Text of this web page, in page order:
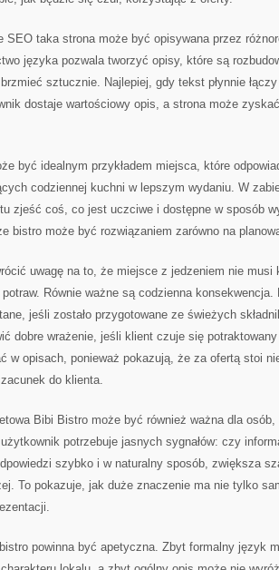
SEO taka strona może być opisywana przez
języka pozwala tworzyć opisy, które są
sztucznie. Najlepiej, gdy tekst płynnie
dostaje wartościowy opis, a strona może
być idealnym przykładem miejsca, które
codziennej kuchni w lepszym wydaniu. W
zjeść coś, co jest uczciwe i dostępne w sposób
bistro może być rozwiązaniem zarówno na
uwagę na to, że miejsce z jedzeniem nie musi
Równie ważne są codzienna konsekwencja.
jeśli zostało przygotowane ze świeżych
dobre wrażenie, jeśli klient czuje się
w opisach, ponieważ pokazują, że za ofertą stoi
do klienta.
Bibi Bistro może być również ważna dla
potrzebuje jasnych sygnałów: czy
szybko i w naturalny sposób, zwiększa
To pokazuje, jak duże znaczenie ma nie tylko
powinna być apetyczna. Zbyt formalny język